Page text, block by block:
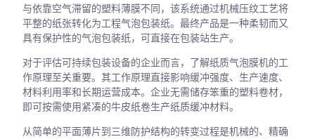
与依靠空气滞留的塑料薄膜不同，该系统通过机械压纹工艺将
平整的纸张转化为工程气泡包装纸。最终产品是一种柔韧而又
具有保护性的气泡包装纸，可直接在包装站生产。
对于评估可持续包装设备的企业而言，了解纸质气泡膜机的工
作原理至关重要。其工作原理直接影响缓冲强度、生产速度、
材料利用率和长期运营成本。企业无需储存笨重的塑料卷材，
即可按需使用紧凑的牛皮纸卷生产纸质缓冲材料。
从简单的平面薄片到三维防护结构的转变过程是机械的、精确